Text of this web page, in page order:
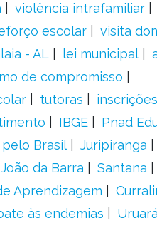
violência intrafamiliar
escolar
visita
- AL lei municipal
de compromisso
tutoras inscrições
IBGE
Pnad
pelo Brasil Juripiranga
da Barra Santana
Aprendizagem
às endemias Uruará